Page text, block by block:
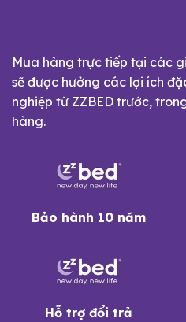
Mua hàng trực tiếp tại các
sẽ được hưởng các lợi ích
nghiệp từ ZZBED trước,
hàng.
Bảo hành 10 năm
Hỗ trợ đổi trả